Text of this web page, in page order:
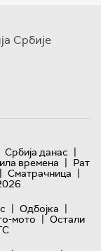
Србије
Србија данас |
времена | Рат
| Сматрачница |
| Одбојка |
мото | Остали